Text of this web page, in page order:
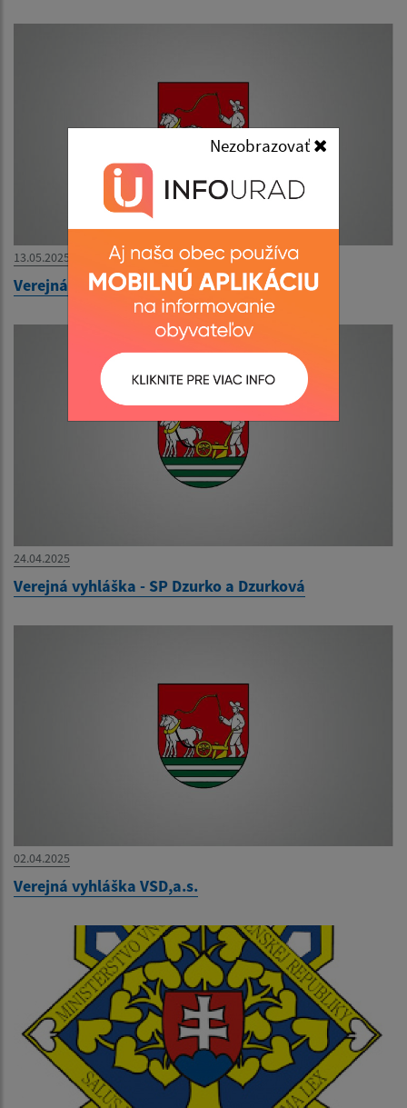
Nezobrazovať
13.05.2025
Verejná vyhláška - Kolaudačné rozh. Trist
24.04.2025
Verejná vyhláška - SP Dzurko a Dzurková
02.04.2025
Verejná vyhláška VSD,a.s.